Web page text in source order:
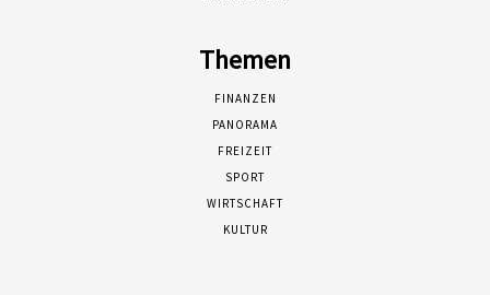
Themen
FINANZEN
PANORAMA
FREIZEIT
SPORT
WIRTSCHAFT
KULTUR